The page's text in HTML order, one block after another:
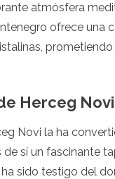
atmósfera
ofrece
Herceg Novi
Novi la ha
sí un fascinante
sido testigo del